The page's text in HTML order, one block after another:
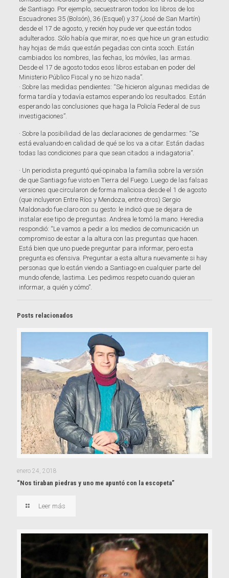
de Santiago. Por ejemplo, secuestraron todos los libros de los
Escuadrones 35 (Bolsón), 36 (Esquel) y 37 (José de San Martín)
desde el 17 de agosto, y recién hoy pude ver que están todos
adulterados. Sólo había que mirar, no es que hice un gran estudio:
hay hojas de más que están pegadas con cinta scoch. Están
cambiados los nombres, las fechas, los móviles, las armas.
Desde el 17 de agosto todos esos libros estaban en poder del
Ministerio Público Fiscal y no se hizo nada”.
· Sobre las medidas pendientes: “Se hicieron algunas medidas de
forma tardía y todavía estamos esperando los resultados. Están
esperando las conclusiones que haga la Policía Federal de sus
investigaciones”.
· Sobre la posibilidad de las declaraciones de gendarmes: “Se
está evaluando en calidad de qué se los va a citar. Están dadas
todas las condiciones para que sean citados a indagatoria”.
· Un periodista preguntó qué opinaba la familia sobre la versión
de que Santiago fue visto en Tierra del Fuego. Luego de las falsas
versiones que circularon de forma maliciosa desde el 1 de agosto
(que incluyeron Entre Ríos y Mendoza, entre otros) Sergio
Maldonado fue claro con su gesto: le indicó que se dejara de
instalar ese tipo de preguntas. Andrea le tomó la mano. Heredia
respondió: “Le vamos a pedir a los medios de comunicación un
compromiso de estar a la altura con las preguntas que hacen.
Está bien que uno puede preguntar para informar, pero esta
pregunta es ofensiva. Preguntar a esta altura nuevamente si hay
personas que lo están viendo a Santiago en cualquier parte del
mundo ofende, lastima. Les pedimos respeto cuando quieran
informar, a quién y cómo”.
Posts relacionados
enero 24, 2018
“Nos tiraban piedras y uno me apuntó con la escopeta”
Leer más